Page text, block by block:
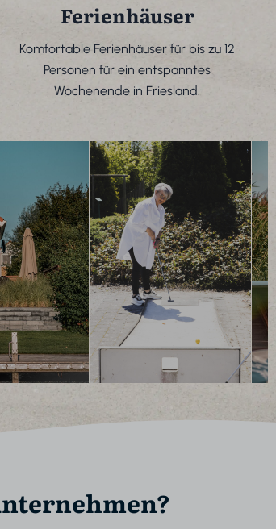
Ferienhäuser
Komfortable Ferienhäuser für bis zu 12
Personen für ein entspanntes
Wochenende in Friesland.